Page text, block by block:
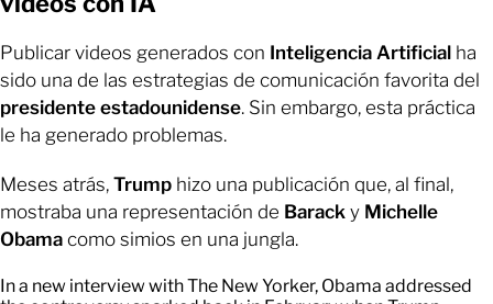
Publicar videos generados con Inteligencia Artificial ha
sido una de las estrategias de comunicación favorita del
presidente estadounidense. Sin embargo, esta práctica
le ha generado problemas.
Meses atrás, Trump hizo una publicación que, al final,
mostraba una representación de Barack y Michelle
Obama como simios en una jungla.
In a new interview with The New Yorker, Obama addressed